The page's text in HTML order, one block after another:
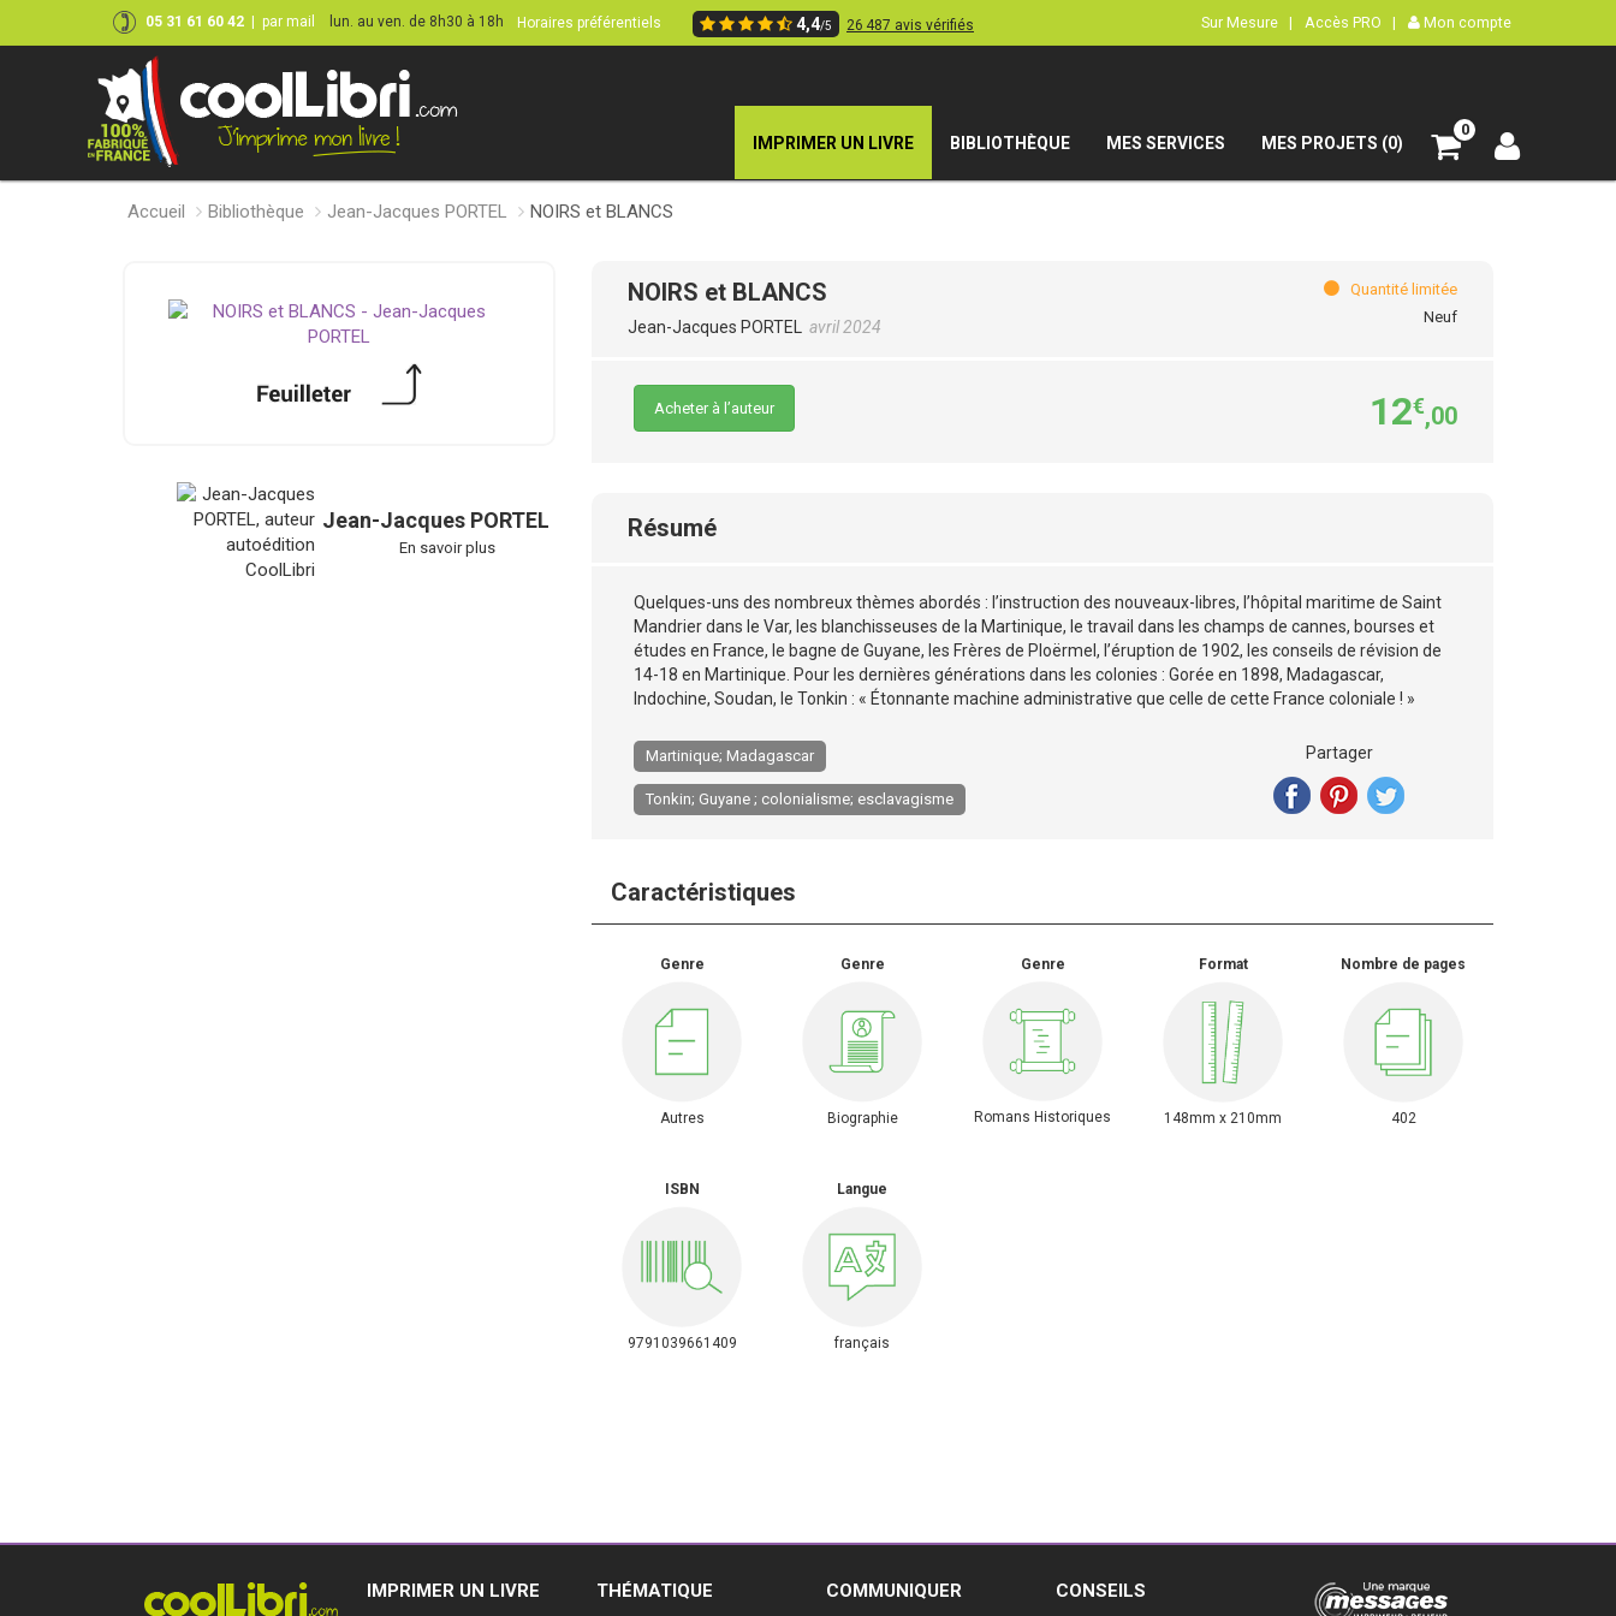
05 31 61 60 42 par mail lun. au ven. de 8h30 à 18h Horaires préférentiels 4,4/5 26 487 avis vérifiés Sur Mesure | Accès PRO | Mon compte
IMPRIMER UN LIVRE BIBLIOTHÈQUE MES SERVICES MES PROJETS (0)
0
Accueil Bibliothèque Jean-Jacques PORTEL NOIRS et BLANCS
Jean-Jacques PORTEL
En savoir plus
NOIRS et BLANCS
Jean-Jacques PORTEL avril 2024
Quantité limitée
Neuf
Acheter à l’auteur 12€,00
Résumé
Quelques-uns des nombreux thèmes abordés : l’instruction des nouveaux-libres, l’hôpital maritime de Saint
Mandrier dans le Var, les blanchisseuses de la Martinique, le travail dans les champs de cannes, bourses et
études en France, le bagne de Guyane, les Frères de Ploërmel, l’éruption de 1902, les conseils de révision de
14-18 en Martinique. Pour les dernières générations dans les colonies : Gorée en 1898, Madagascar,
Indochine, Soudan, le Tonkin : « Étonnante machine administrative que celle de cette France coloniale ! »
Martinique; Madagascar
Tonkin; Guyane ; colonialisme; esclavagisme
Partager
Caractéristiques
Genre
Autres
Genre
Biographie
Genre
Romans Historiques
Format
148mm x 210mm
Nombre de pages
402
ISBN
9791039661409
Langue
français
IMPRIMER UN LIVRE THÉMATIQUE COMMUNIQUER CONSEILS